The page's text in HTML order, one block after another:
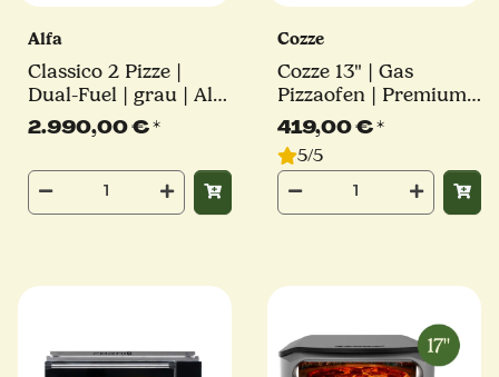
Alfa
Classico 2 Pizze |
Dual-Fuel | grau | Alfa
Forni
2.990,00 €*
Cozze
Cozze 13" | Gas
Pizzaofen | Premium
Rotate
419,00 €*
5/5